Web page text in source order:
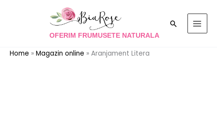
OFERIM FRUMUSETE NATURALA
Search
Home » Magazin online » Aranjament Litera